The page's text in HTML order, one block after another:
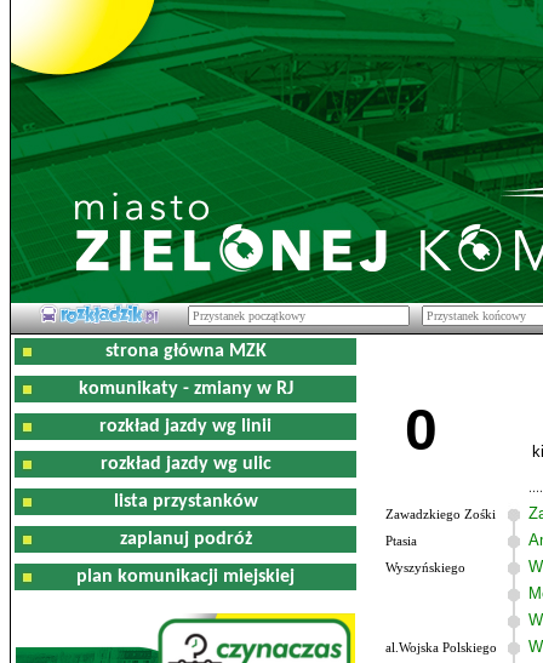
strona główna MZK
komunikaty - zmiany w RJ
rozkład jazdy wg linii
rozkład jazdy wg ulic
lista przystanków
zaplanuj podróż
plan komunikacji miejskiej
0
Zawadzkiego Zośki
Ptasia
Wyszyńskiego
al.Wojska Polskiego